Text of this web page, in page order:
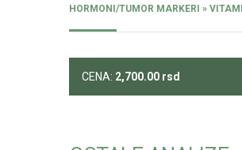
HORMONI/TUMOR MARKERI »
CENA: 2,700.00 rsd